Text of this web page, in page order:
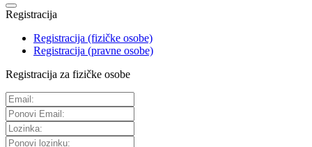
Registracija
Registracija (fizičke osobe)
Registracija (pravne osobe)
Registracija za fizičke osobe